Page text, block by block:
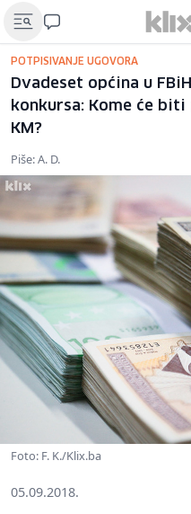
POTPISIVANJE UGOVORA
Dvadeset općina u
konkursa: Kome će
KM?
Piše: A. D.
Foto: F. K./Klix.ba
05.09.2018.